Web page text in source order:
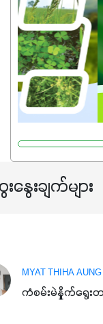
နွေးချက်များ
MYAT THIHA AUNG
ကံစမ်းမဲနှိုက်ရွေးတ